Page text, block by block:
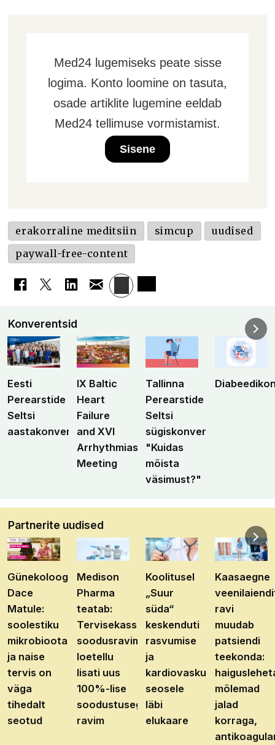
Med24 lugemiseks peate sisse
logima. Konto loomine on tasuta,
osade artiklite lugemine eeldab
Med24 tellimuse vormistamist.
Sisene
erakorraline meditsiin simcup
uudised
paywall-free-content
Konverentsid
Eesti
Perearstide
Seltsi
aastakonverents
IX Baltic
Heart
Failure
and XVI
Arrhythmias
Meeting
Tallinna
Perearstide
Seltsi
sügiskonverents
"Kuidas
mõista
väsimust?"
Partnerite uudised
Günekoloog
Dace
Matule:
soolestiku
mikrobioota
ja naise
tervis on
väga
tihedalt
seotud
Medison
Pharma
teatab:
Tervisekassa
soodusravimite
loetellu
lisati uus
100%-lise
soodustusega
ravim
Koolitusel
„Suur
süda“
keskenduti
rasvumise
ja
kardiovaskulaarhaiguste
seosele
läbi
elukaare
Kaasaegne
ravi
muudab
patsiendi
teekonda:
mõlemad
jalad
korraga,